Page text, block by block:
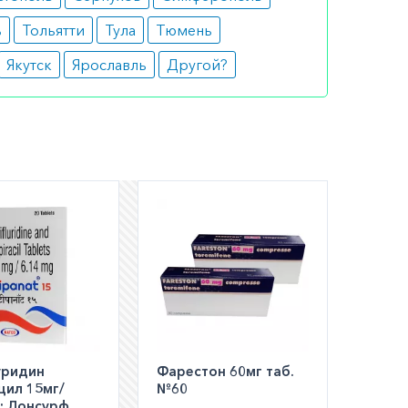
с
по РФ)
Тольятти Тула
Тюмень
Якутск Ярославль Другой?
15мг/
Фарестон 60мг таб.
№60